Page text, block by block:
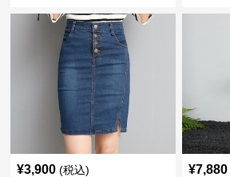
¥3,900 (税込) ¥7,880